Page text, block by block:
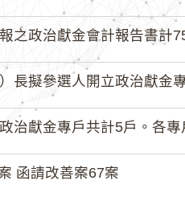
之政治獻金會計報告書計
參選人開立政治獻金專戶
金專戶共計5戶。各專戶得
函請改善案67案